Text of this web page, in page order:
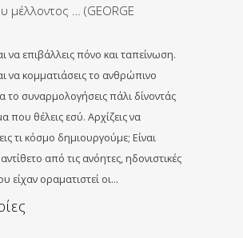
μέλλοντος … (GEORGE
να επιβάλλεις πόνο και ταπείνωση.
να κομματιάσεις το ανθρώπινο
το συναρμολογήσεις πάλι δίνοντάς
που θέλεις εσύ. Αρχίζεις να
τι κόσμο δημιουργούμε; Είναι
από τις ανόητες, ηδονιστικές
είχαν οραματιστεί οι…